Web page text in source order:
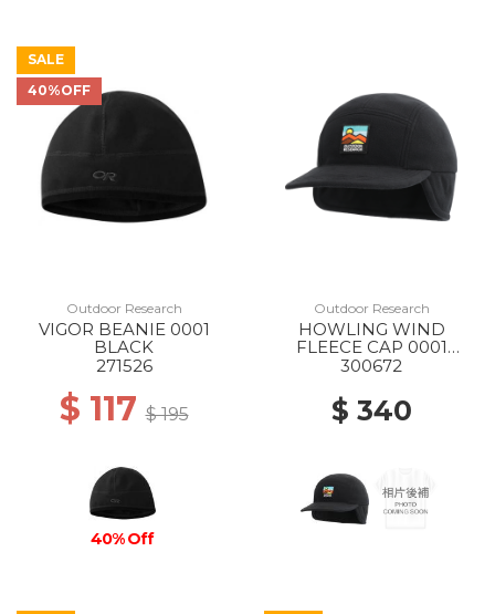
SALE
40%OFF
Outdoor Research
VIGOR BEANIE 0001
BLACK
271526
$ 117$ 195
40% Off
Outdoor Research
HOWLING WIND
FLEECE CAP 0001
BLACK
300672
$ 340